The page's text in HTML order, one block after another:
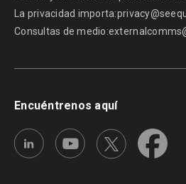
La privacidad importa:
Consultas de medio:
Encuéntrenos aquí